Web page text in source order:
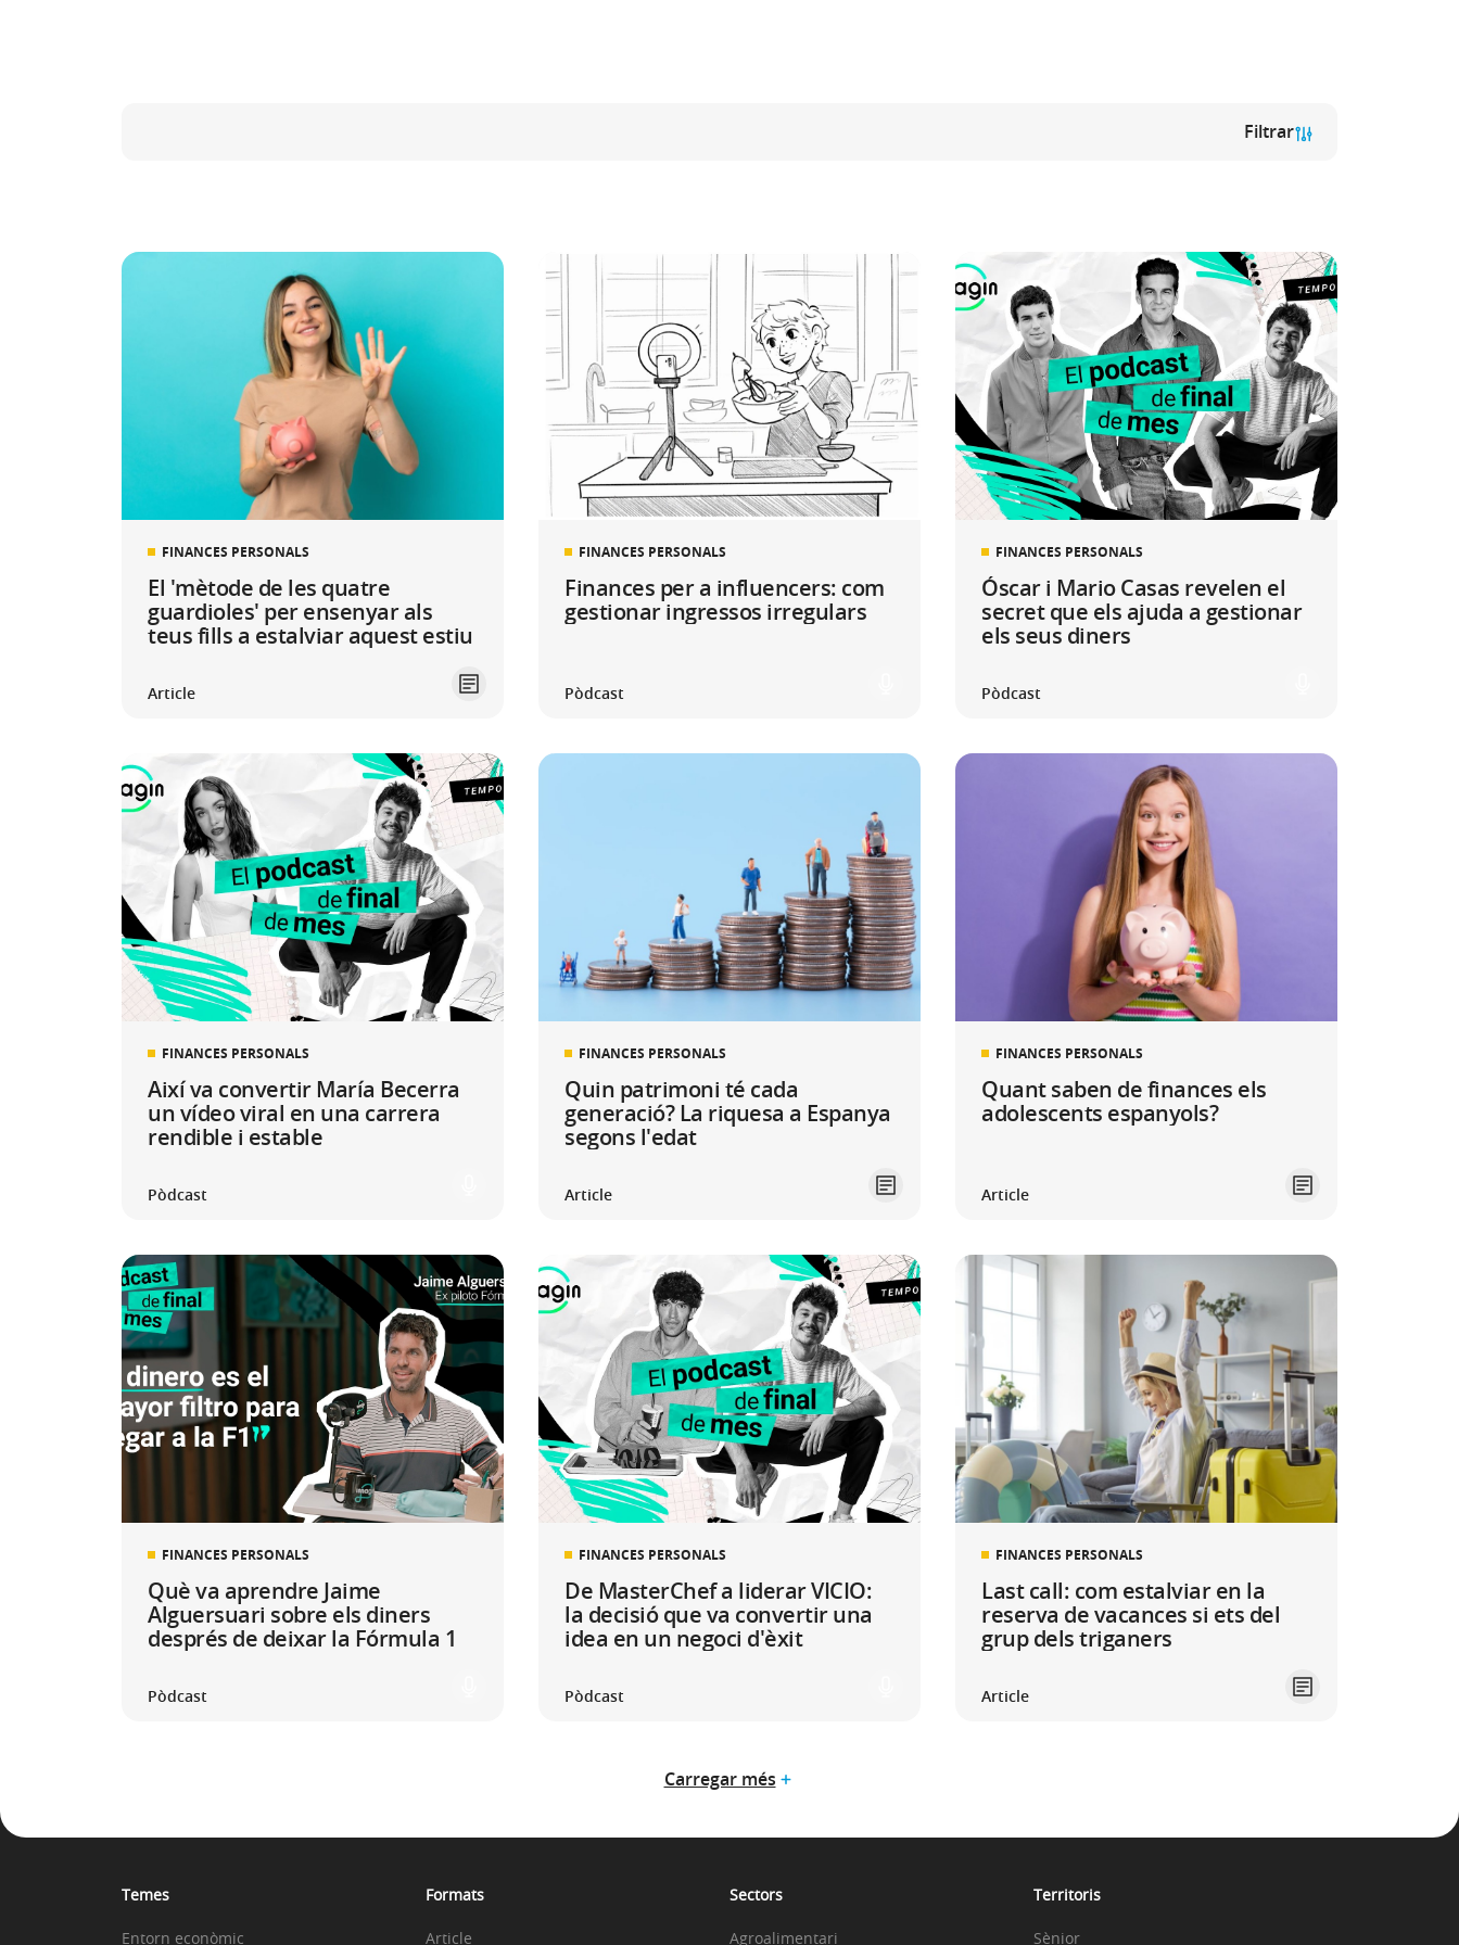
Filtrar
FINANCES PERSONALS
El 'mètode de les quatre
guardioles' per ensenyar als
teus fills a estalviar aquest estiu
Article
FINANCES PERSONALS
Finances per a influencers: com
gestionar ingressos irregulars
Pòdcast
FINANCES PERSONALS
Óscar i Mario Casas revelen el
secret que els ajuda a gestionar
els seus diners
Pòdcast
FINANCES PERSONALS
Així va convertir María Becerra
un vídeo viral en una carrera
rendible i estable
Pòdcast
FINANCES PERSONALS
Quin patrimoni té cada
generació? La riquesa a Espanya
segons l'edat
Article
FINANCES PERSONALS
Quant saben de finances els
adolescents espanyols?
Article
FINANCES PERSONALS
Què va aprendre Jaime
Alguersuari sobre els diners
després de deixar la Fórmula 1
Pòdcast
FINANCES PERSONALS
De MasterChef a liderar VICIO:
la decisió que va convertir una
idea en un negoci d'èxit
Pòdcast
FINANCES PERSONALS
Last call: com estalviar en la
reserva de vacances si ets del
grup dels triganers
Article
Carregar més
Temes
Entorn econòmic
Formats
Article
Sectors
Agroalimentari
Territoris
Sènior